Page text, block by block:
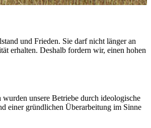
und Frieden. Sie darf nicht länger an
erhalten. Deshalb fordern wir, einen hohen
unsere Betriebe durch ideologische
einer gründlichen Überarbeitung im Sinne